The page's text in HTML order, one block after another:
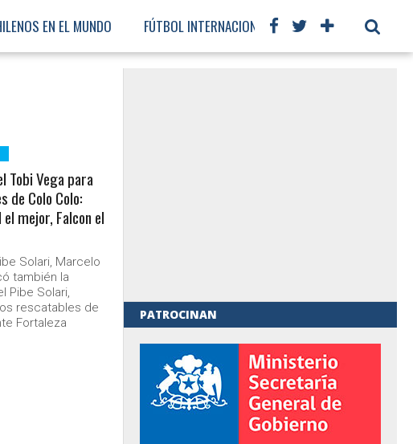
EN EL MUNDO FÚTBOL INTERNACIONAL
Tobi Vega para
de Colo Colo:
mejor, Falcon el
Solari, Marcelo
también la
Pibe Solari,
rescatables de
Fortaleza
PATROCINAN
General de Gobierno